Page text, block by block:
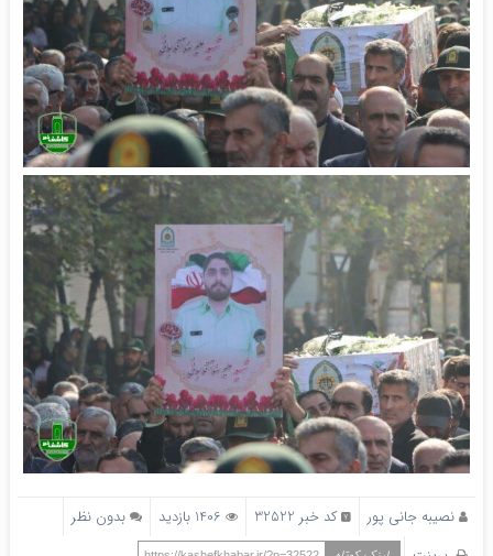
نصیبه جانی پور کد خبر 32522 1406 بازدید
بدون نظر